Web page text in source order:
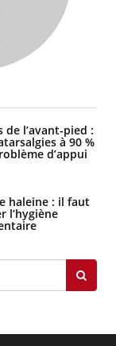
en
de l’avant-pied :
à 90 %
d’appui
haleine : il faut
l’hygiène